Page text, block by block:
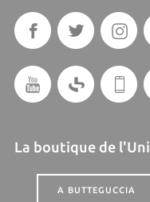
La boutique de
A BUTTEGUCCIA